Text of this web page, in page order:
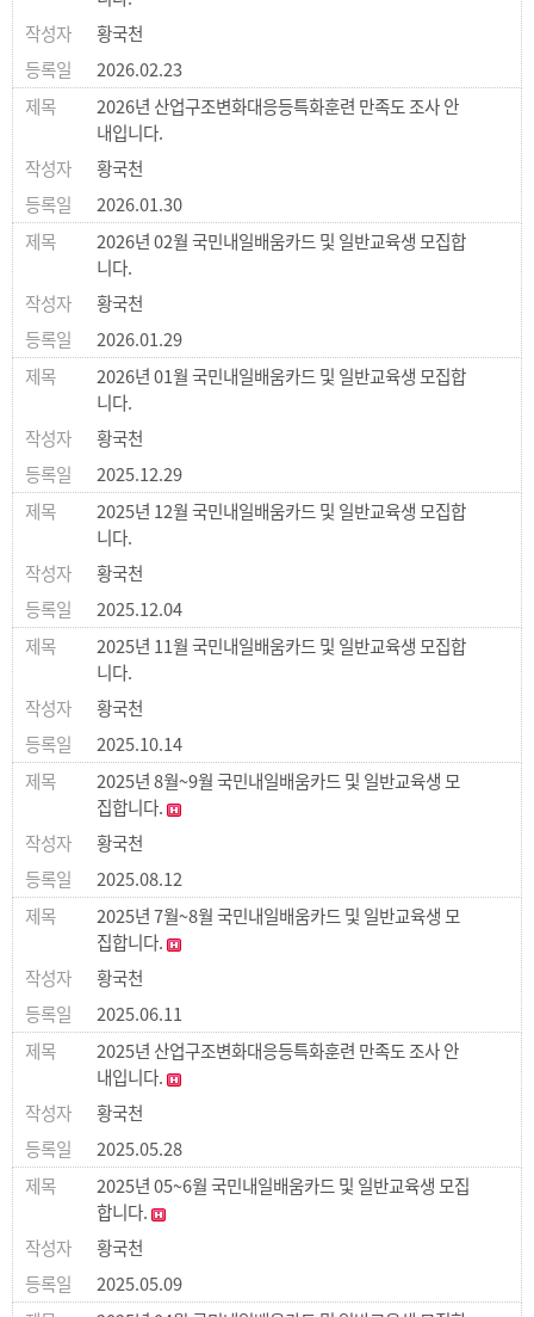
황국천
2026.02.23
2026년 산업구조변화대응등특화훈련 만족도 조사 안
내입니다.
황국천
2026.01.30
2026년 02월 국민내일배움카드 및 일반교육생 모집합
니다.
황국천
2026.01.29
2026년 01월 국민내일배움카드 및 일반교육생 모집합
니다.
황국천
2025.12.29
2025년 12월 국민내일배움카드 및 일반교육생 모집합
니다.
황국천
2025.12.04
2025년 11월 국민내일배움카드 및 일반교육생 모집합
니다.
황국천
2025.10.14
2025년 8월~9월 국민내일배움카드 및 일반교육생 모
집합니다.
황국천
2025.08.12
2025년 7월~8월 국민내일배움카드 및 일반교육생 모
집합니다.
황국천
2025.06.11
2025년 산업구조변화대응등특화훈련 만족도 조사 안
내입니다.
황국천
2025.05.28
2025년 05~6월 국민내일배움카드 및 일반교육생 모집
합니다.
황국천
2025.05.09